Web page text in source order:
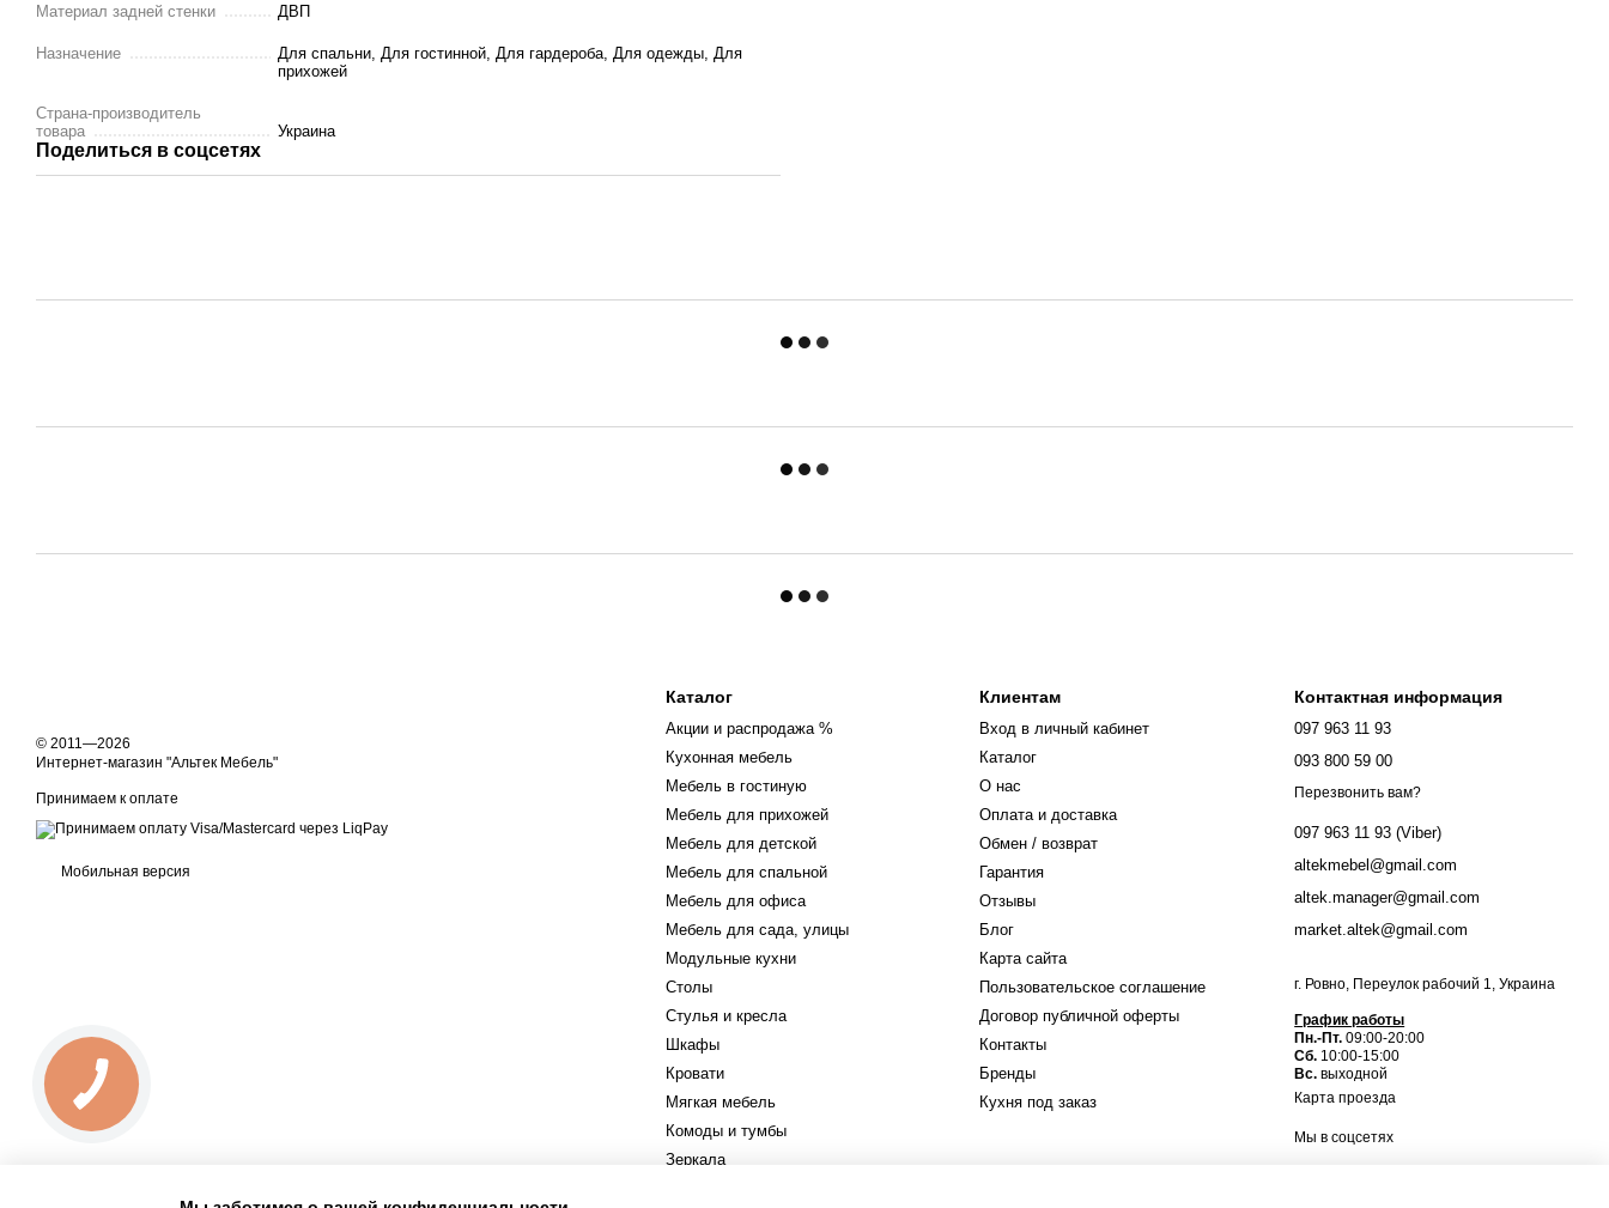
Материал задней стенки ДВП
Назначение
Для спальни, Для гостинной, Для гардероба, Для одежды, Для
прихожей
Страна-производитель
товара
Украина
Поделиться в соцсетях
© 2011—2026
Интернет-магазин "Альтек Мебель"
Принимаем к оплате
Мобильная версия
Каталог
Акции и распродажа %
Кухонная мебель
Мебель в гостиную
Мебель для прихожей
Мебель для детской
Мебель для спальной
Мебель для офиса
Мебель для сада, улицы
Модульные кухни
Столы
Стулья и кресла
Шкафы
Кровати
Мягкая мебель
Комоды и тумбы
Зеркала
Клиентам
Вход в личный кабинет
Каталог
О нас
Оплата и доставка
Обмен / возврат
Гарантия
Отзывы
Блог
Карта сайта
Пользовательское соглашение
Договор публичной оферты
Контакты
Бренды
Кухня под заказ
Контактная информация
097 963 11 93
093 800 59 00
Перезвонить вам?
097 963 11 93 (Viber)
altekmebel@gmail.com
altek.manager@gmail.com
market.altek@gmail.com
г. Ровно, Переулок рабочий 1, Украина
График работы
Пн.-Пт. 09:00-20:00
Сб. 10:00-15:00
Вс. выходной
Карта проезда
Мы в соцсетях